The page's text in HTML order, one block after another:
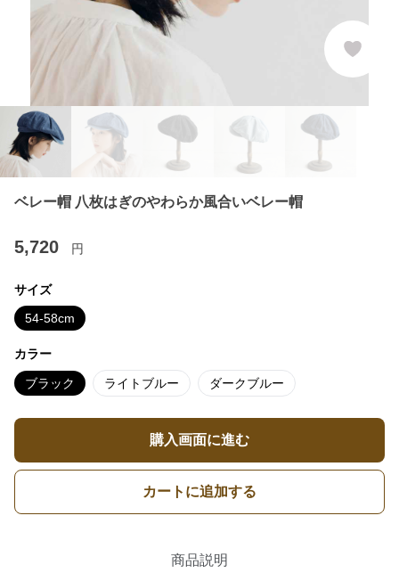
ベレー帽 八枚はぎのやわらか風合いベレー帽
5,720 円
サイズ
54-58cm
カラー
ブラック ライトブルー ダークブルー
購入画面に進む
カートに追加する
商品説明